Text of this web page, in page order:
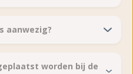
aanwezig?
worden bij de